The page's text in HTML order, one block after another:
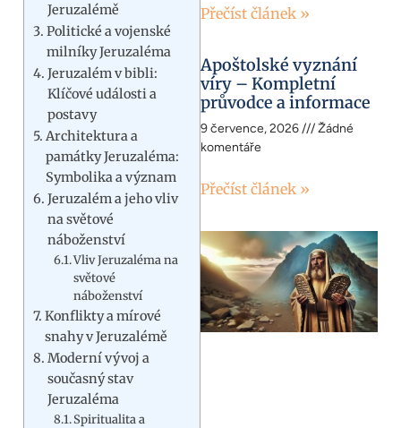
Jeruzalémě
Politické a vojenské
milníky Jeruzaléma
Jeruzalém v bibli:
Klíčové události a
postavy
Architektura a
památky Jeruzaléma:
Symbolika a význam
Jeruzalém a jeho vliv
na světové
náboženství
Vliv Jeruzaléma na
světové
náboženství
Konflikty a mírové
snahy v Jeruzalémě
Moderní vývoj a
současný stav
Jeruzaléma
Spiritualita a
Přečíst článek »
Apoštolské vyznání
víry – Kompletní
průvodce a informace
9 července, 2026
Žádné
komentáře
Přečíst článek »